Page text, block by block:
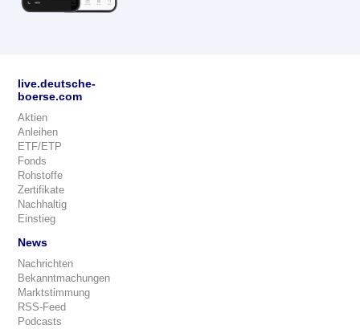
live.deutsche-
boerse.com
Aktien
Anleihen
ETF/ETP
Fonds
Rohstoffe
Zertifikate
Nachhaltig
Einstieg
News
Nachrichten
Bekanntmachungen
Marktstimmung
RSS-Feed
Podcasts